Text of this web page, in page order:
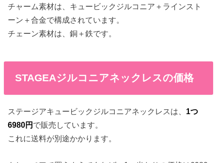
チャーム素材は、キュービックジルコニア＋ラインスト
ーン＋合金で構成されています。
チェーン素材は、銅＋鉄です。
STAGEAジルコニアネックレスの価格
ステージアキュービックジルコニアネックレスは、 1つ
6980円 で販売しています。
これに送料が別途かかります。